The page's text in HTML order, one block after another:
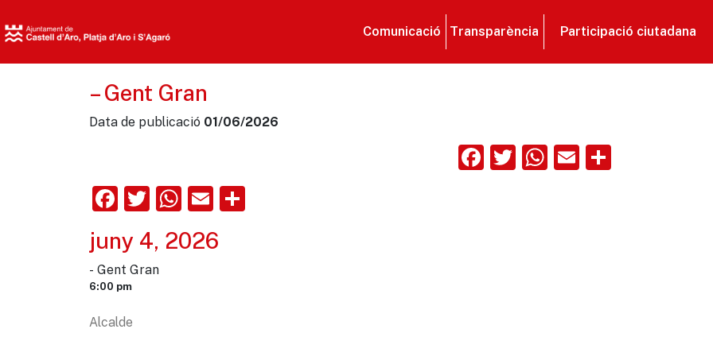
Comunicació Transparència Participació ciutadana
– Gent Gran
Data de publicació 01/06/2026
Facebook
Twitter
WhatsApp
Email
Facebook
Twitter
WhatsApp
Email
juny 4, 2026
- Gent Gran
6:00 pm
Alcalde